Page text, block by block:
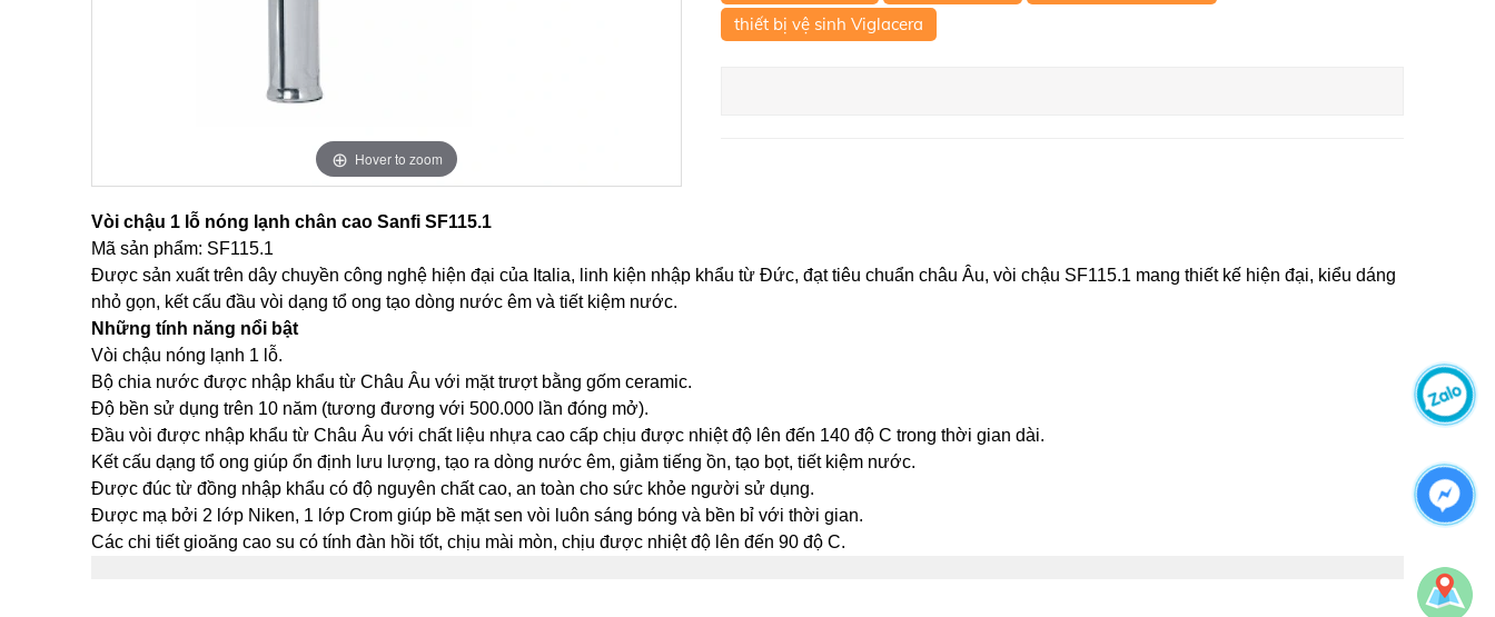
Hover to zoom
thiết bị vệ sinh Viglacera
Vòi chậu 1 lỗ nóng lạnh chân cao Sanfi SF115.1
Mã sản phẩm: SF115.1
Được sản xuất trên dây chuyền công nghệ hiện đại của Italia, linh kiện nhập khẩu từ Đức, đạt tiêu chuẩn châu Âu, vòi chậu SF115.1 mang thiết kế hiện đại, kiểu dáng
nhỏ gọn, kết cấu đầu vòi dạng tổ ong tạo dòng nước êm và tiết kiệm nước.
Những tính năng nổi bật
Vòi chậu nóng lạnh 1 lỗ.
Bộ chia nước được nhập khẩu từ Châu Âu với mặt trượt bằng gốm ceramic.
Độ bền sử dụng trên 10 năm (tương đương với 500.000 lần đóng mở).
Đầu vòi được nhập khẩu từ Châu Âu với chất liệu nhựa cao cấp chịu được nhiệt độ lên đến 140 độ C trong thời gian dài.
Kết cấu dạng tổ ong giúp ổn định lưu lượng, tạo ra dòng nước êm, giảm tiếng ồn, tạo bọt, tiết kiệm nước.
Được đúc từ đồng nhập khẩu có độ nguyên chất cao, an toàn cho sức khỏe người sử dụng.
Được mạ bởi 2 lớp Niken, 1 lớp Crom giúp bề mặt sen vòi luôn sáng bóng và bền bỉ với thời gian.
Các chi tiết gioăng cao su có tính đàn hồi tốt, chịu mài mòn, chịu được nhiệt độ lên đến 90 độ C.